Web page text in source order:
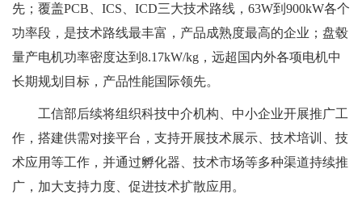
先；覆盖PCB、ICS、ICD三大技术路线，63W到900kW各个
功率段，是技术路线最丰富，产品成熟度最高的企业；盘毂
量产电机功率密度达到8.17kW/kg，远超国内外各项电机中
长期规划目标，产品性能国际领先。
工信部后续将组织科技中介机构、中小企业开展推广工
作，搭建供需对接平台，支持开展技术展示、技术培训、技
术应用等工作，并通过孵化器、技术市场等多种渠道持续推
广，加大支持力度、促进技术扩散应用。